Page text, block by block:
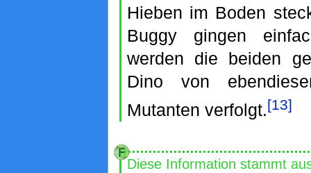
Hieben im Boden
Buggy gingen
werden die beiden
Dino von
Mutanten verfolgt.[13]
Diese Information stammt